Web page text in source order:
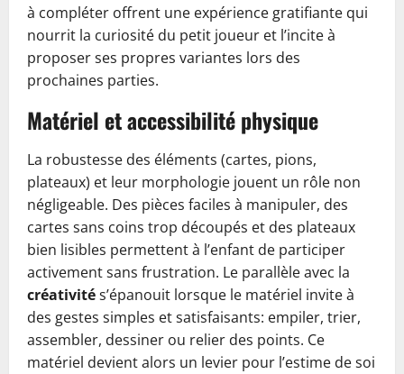
à compléter offrent une expérience gratifiante qui
nourrit la curiosité du petit joueur et l’incite à
proposer ses propres variantes lors des
prochaines parties.
Matériel et accessibilité physique
La robustesse des éléments (cartes, pions,
plateaux) et leur morphologie jouent un rôle non
négligeable. Des pièces faciles à manipuler, des
cartes sans coins trop découpés et des plateaux
bien lisibles permettent à l’enfant de participer
activement sans frustration. Le parallèle avec la
créativités’épanouit lorsque le matériel invite à
des gestes simples et satisfaisants: empiler, trier,
assembler, dessiner ou relier des points. Ce
matériel devient alors un levier pour l’estime de soi